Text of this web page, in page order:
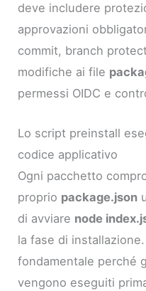
deve includere
approvazioni
commit, branch
modifiche ai file
permessi OIDC e
Lo script preinstall
codice applicativo
Ogni pacchetto
proprio package.json
di avviare node
la fase di
fondamentale perché
vengono eseguiti